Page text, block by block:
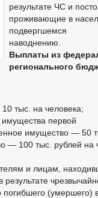
результате ЧС и
проживающие в
подвергшемся
наводнению.
Выплаты из
регионального
тыс. на человека;
первой
имущество — 50
— 100 тыс. рублей на
и лицам,
погибшего (умершего)